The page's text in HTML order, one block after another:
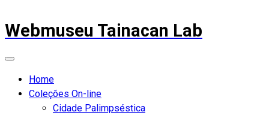
Webmuseu Tainacan Lab
Home
Coleções On-line
Cidade Palimpséstica